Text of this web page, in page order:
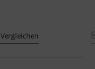
Vergleichen